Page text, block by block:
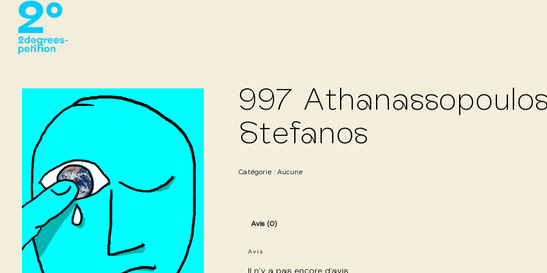
997 Athanassopoulos
Stefanos
Catégorie : Aucune
Avis (0)
Avis
Il n’y a pas encore d’avis.